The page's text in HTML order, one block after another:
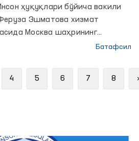
ҳуқуқлари бўйича вакили
Эшматова хизмат
Москва шаҳрининг
жойлашган хорижийБатафсил
4 5 6 7 8